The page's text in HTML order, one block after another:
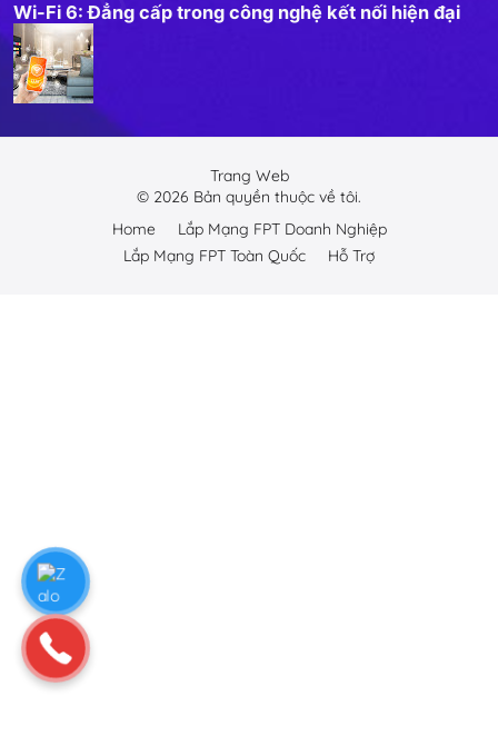
Wi-Fi 6: Đẳng cấp trong công nghệ kết nối hiện đại
Trang Web
© 2026 Bản quyền thuộc về tôi.
Home
Lắp Mạng FPT Doanh Nghiệp
Lắp Mạng FPT Toàn Quốc
Hỗ Trợ